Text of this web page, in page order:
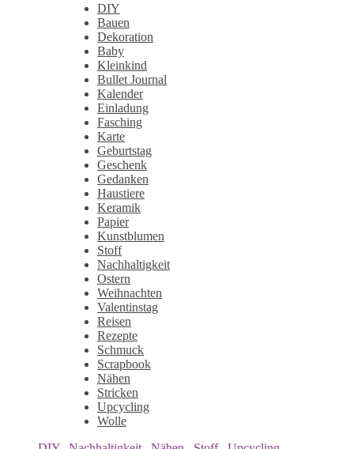
DIY
Bauen
Dekoration
Baby
Kleinkind
Bullet Journal
Kalender
Einladung
Fasching
Karte
Geburtstag
Geschenk
Gedanken
Haustiere
Keramik
Papier
Kunstblumen
Stoff
Nachhaltigkeit
Ostern
Weihnachten
Valentinstag
Reisen
Rezepte
Schmuck
Scrapbook
Nähen
Stricken
Upcycling
Wolle